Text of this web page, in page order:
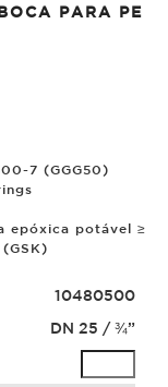
PARA PE
7 (GGG50)
epóxica potável ≥
10480500
DN 25 / ¾”